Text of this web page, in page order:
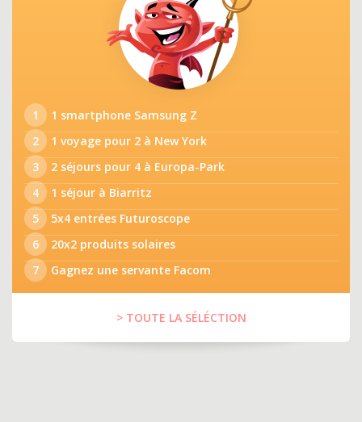
1
1 smartphone Samsung Z
2
1 voyage pour 2 à New York
3
2 séjours pour 4 à Europa-Park
4
1 séjour à Biarritz
5
5x4 entrées Futuroscope
6
20x2 produits solaires
7
Gagnez une servante Facom
> TOUTE LA SÉLÉCTION